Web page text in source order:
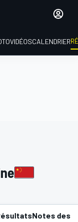
VIDÉOSCALENDRIER
Notes des